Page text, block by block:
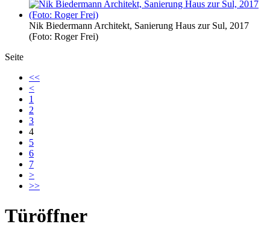
Nik Biedermann Architekt, Sanierung Haus zur Sul, 2017
(Foto: Roger Frei)
Seite
<<
<
1
2
3
4
5
6
7
>
>>
Türöffner